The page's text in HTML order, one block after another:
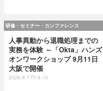
研修・セミナー・カンファレンス
人事異動から退職処理までの
実務を体験 ～「Okta」ハンズ
オンワークショップ 9月11日
大阪で開催
2026.8.7 Fri 8:10